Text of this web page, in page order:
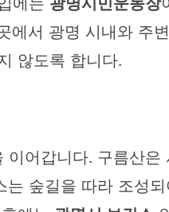
에서 광명 시내와 주
않도록 합니다.
어갑니다. 구름산
는 숲길을 따라 조성